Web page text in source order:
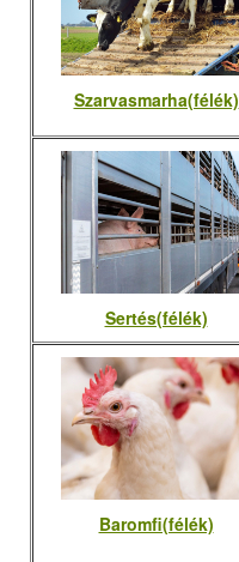
Szarvasmarha(félék)
Sertés(félék)
Baromfi(félék)